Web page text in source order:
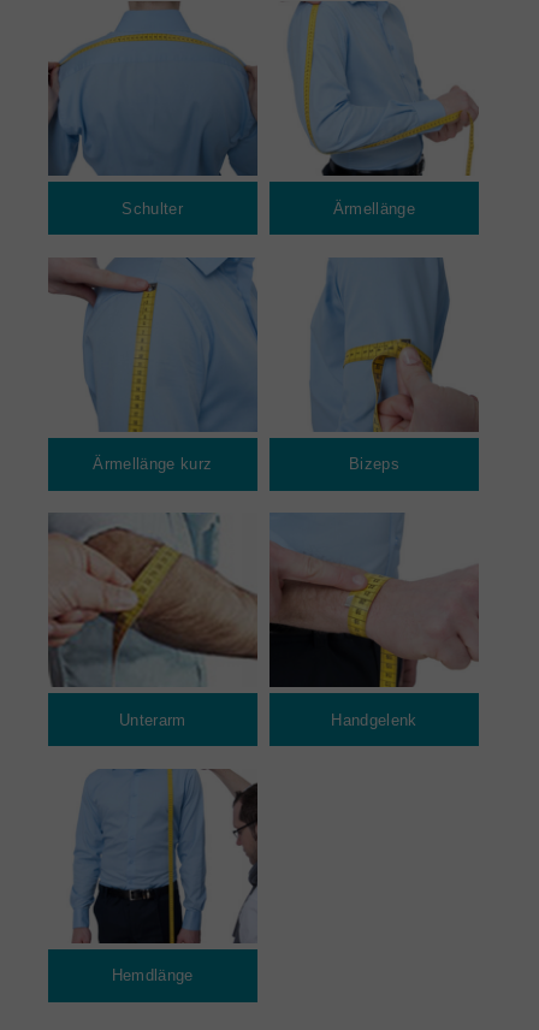
Schulter Ärmellänge
Ärmellänge kurz Bizeps
Unterarm Handgelenk
Hemdlänge